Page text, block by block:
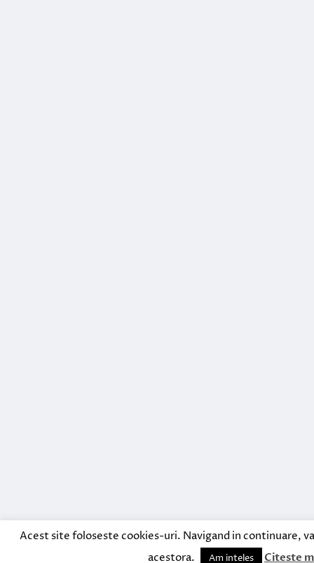
Acest site foloseste cookies-uri. Navigand in continuare,
acestora.
Am inteles Citeste